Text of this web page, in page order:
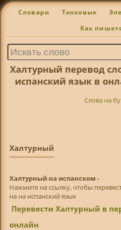
Словари Толковые
Как
Халтурный перевод
испанский язык в
Слова на
Халтурный
Халтурный на испанском -
Нажмите на ссылку, чтобы
на на испанский язык
Перевести Халтурный в
онлайн